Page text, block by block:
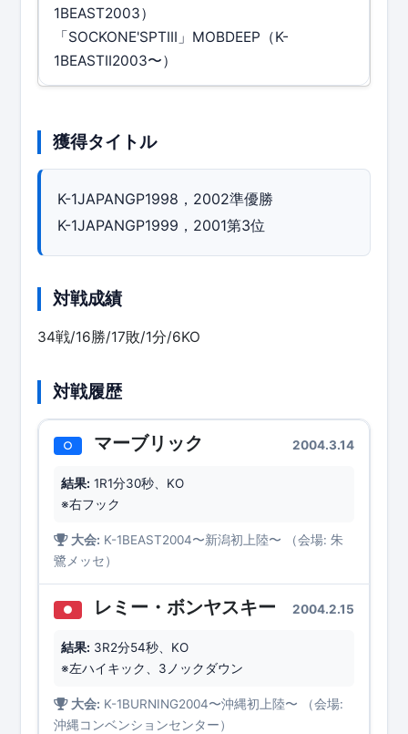
1BEAST2003）
「SOCKONE'SPTIII」MOBDEEP（K-
1BEASTII2003〜）
獲得タイトル
K-1JAPANGP1998，2002準優勝
K-1JAPANGP1999，2001第3位
対戦成績
34戦/16勝/17敗/1分/6KO
対戦履歴
○ マーブリック 2004.3.14
結果: 1R1分30秒、KO
※右フック
大会: K-1BEAST2004〜新潟初上陸〜 （会場: 朱
鷺メッセ）
● レミー・ボンヤスキー 2004.2.15
結果: 3R2分54秒、KO
※左ハイキック、3ノックダウン
大会: K-1BURNING2004〜沖縄初上陸〜 （会場:
沖縄コンベンションセンター）